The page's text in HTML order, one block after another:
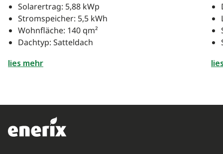
Solarertrag: 5,88 kWp
Stromspeicher: 5,5 kWh
Wohnfläche: 140 qm²
Dachtyp: Satteldach
lies mehr